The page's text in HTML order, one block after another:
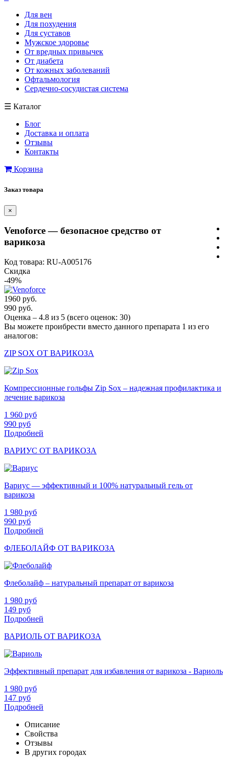
Для вен
Для похудения
Для суставов
Мужское здоровье
От вредных привычек
От диабета
От кожных заболеваний
Офтальмология
Сердечно-сосудистая система
☰ Каталог
Блог
Доставка и оплата
Отзывы
Контакты
Корзина
Заказ товара
×
Venoforce — безопасное средство от
варикоза
Код товара: RU-A005176
Скидка
-49%
1960 руб.
990 руб.
Оценка – 4.8 из 5 (всего оценок: 30)
Вы можете проибрести вместо данного препарата 1 из его
аналогов:
ZIP SOX ОТ ВАРИКОЗА
Компрессионные гольфы Zip Sox – надежная профилактика и
лечение варикоза
1 960 руб
990 руб
Подробней
ВАРИУС ОТ ВАРИКОЗА
Вариус — эффективный и 100% натуральный гель от
варикоза
1 980 руб
990 руб
Подробней
ФЛЕБОЛАЙФ ОТ ВАРИКОЗА
Флеболайф – натуральный препарат от варикоза
1 980 руб
149 руб
Подробней
ВАРИОЛЬ ОТ ВАРИКОЗА
Эффективный препарат для избавления от варикоза - Вариоль
1 980 руб
147 руб
Подробней
Описание
Свойства
Отзывы
В других городах